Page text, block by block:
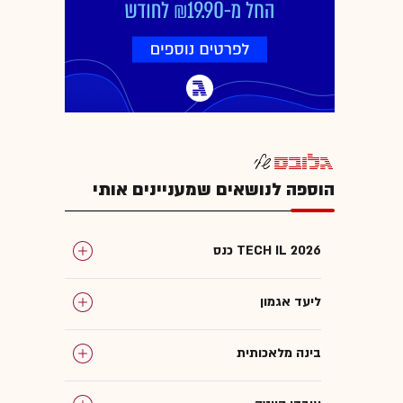
הוספה לנושאים שמעניינים אותי
כנס TECH IL 2026
ליעד אגמון
בינה מלאכותית